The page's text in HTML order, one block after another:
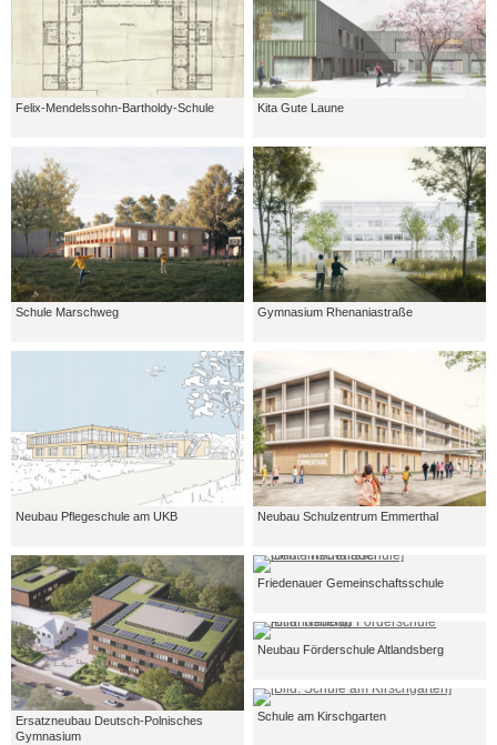
Felix-Mendelssohn-Bartholdy-Schule Kita Gute Laune
Schule Marschweg Gymnasium Rhenaniastraße
Neubau Pflegeschule am UKB Neubau Schulzentrum Emmerthal
Ersatzneubau Deutsch-Polnisches
Gymnasium
Friedenauer Gemeinschaftsschule
Neubau Förderschule Altlandsberg
Schule am Kirschgarten